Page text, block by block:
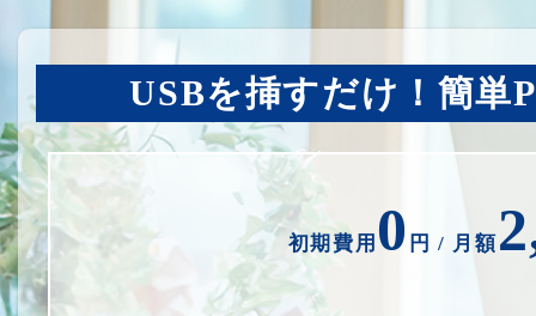
USBを挿すだけ！簡単
初期費用 0 円 / 月額